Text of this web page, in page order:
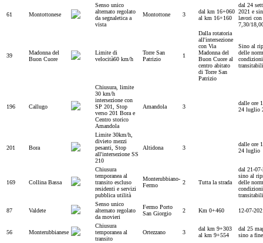
61 Montottonese
Senso unico
alternato regolato
da segnaletica a
vista
Montottone 3
dal km 16+060
al km 16+160
dal 24
2021 e
lavori con
7,30/
39
Madonna del
Buon Cuore
Limite di
velocità60 km/h
Torre San
Patrizio
1
Dalla rotatoria
all'intersezione
con Via
Madonna del
Buon Cuore al
centro abitato
di Torre San
Patrizio
Sino al
delle
196 Callugo
Chiusura, limite
30 km/h
intersezione con
SP 201, Stop
verso 201 Bora e
Centro storico
Amandola
Amandola 3
dalle ore
24 luglio
201 Bora
Limite 30km/h,
divieto mezzi
pesanti, Stop
all'intersezione SS
210
Altidona 3
dalle ore
24 luglio
169 Collina Bassa
Chiusura
temporanea al
transito escluso
residenti e servizi
pubblica utilità
Monterubbiano-
Fermo
2 Tutta la strada
dal 21-
sino al
delle
87 Valdete
Senso unico
alternato regolato
da movieri
Fermo Porto
San Giorgio
2 Km 0+460 12-07-
56 Monterubbianese
Chiusura
temporanea al
transito
Ortezzano 3
dal km 9+303
al km 9+554
dal 25
sino a